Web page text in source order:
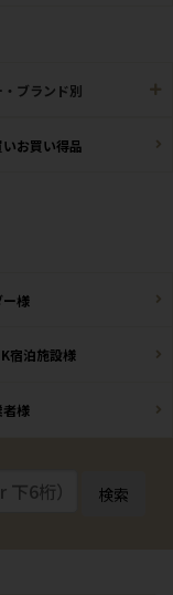
・ブランド別
いお買い得品
ー様
宿泊施設様
者様
検索